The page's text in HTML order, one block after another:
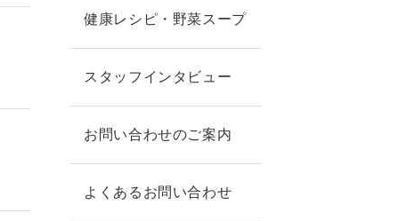
健康レシピ・野菜スープ
スタッフインタビュー
お問い合わせのご案内
よくあるお問い合わせ